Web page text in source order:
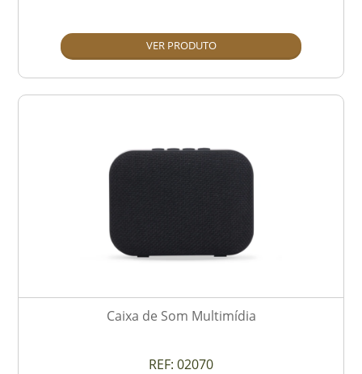
VER PRODUTO
Caixa de Som Multimídia
REF: 02070